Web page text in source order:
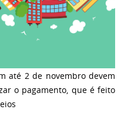
até 2 de novembro devem
o pagamento, que é feito